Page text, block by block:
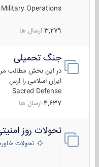
Military Operations
3,279 ارسال ها
جنگ تحمیلی
در این بخش مطالب
ایران اسلامی را ارس
Sacred Defense
4,637 ارسال ها
تحولات روز
تحولات